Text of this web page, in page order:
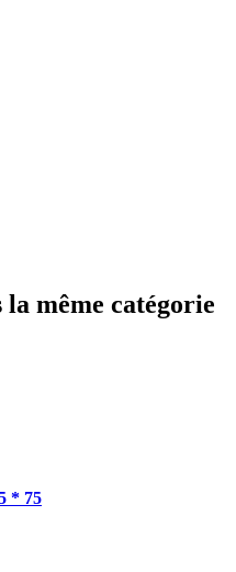
même catégorie
* 75